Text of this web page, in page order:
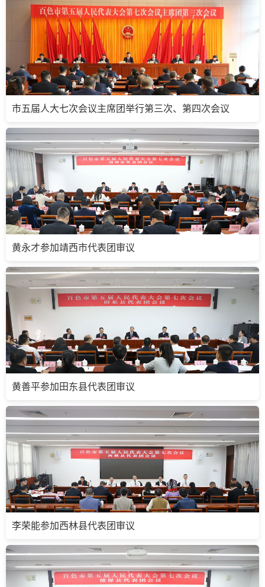
市五届人大七次会议主席团举行第三次、第四次会议
黄永才参加靖西市代表团审议
黄善平参加田东县代表团审议
李荣能参加西林县代表团审议